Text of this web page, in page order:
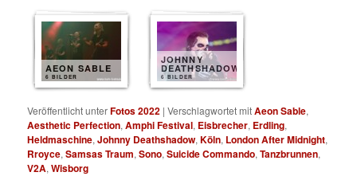
AEON SABLE
6 BILDER
JOHNNY
DEATHSHADOW
6 BILDER
Veröffentlicht unterFotos 2022 |Verschlagwortet mitAeon Sable,
Aesthetic Perfection,Amphi Festival, Eisbrecher, Erdling,
Heldmaschine,Johnny Deathshadow,Köln, London After Midnight,
Rroyce,Samsas Traum,Sono,Suicide Commando,Tanzbrunnen,
V2A,Wisborg